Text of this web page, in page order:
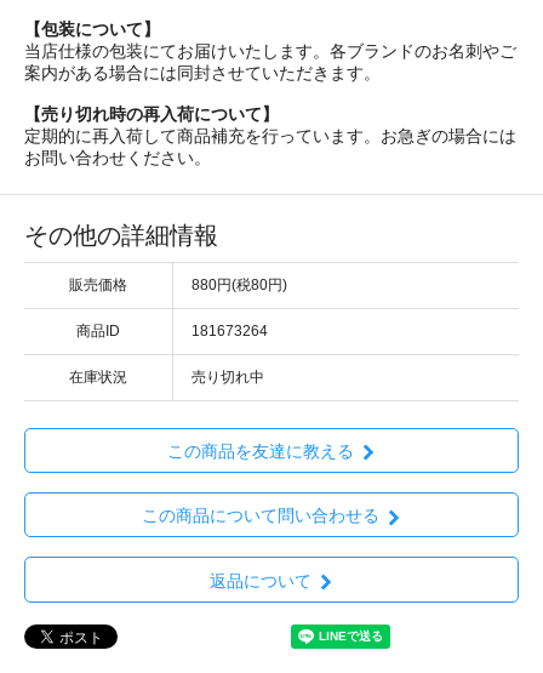
【包装について】
当店仕様の包装にてお届けいたします。各ブランドのお名刺やご
案内がある場合には同封させていただきます。
【売り切れ時の再入荷について】
定期的に再入荷して商品補充を行っています。お急ぎの場合には
お問い合わせください。
その他の詳細情報
販売価格 880円(税80円)
商品ID 181673264
在庫状況 売り切れ中
この商品を友達に教える
この商品について問い合わせる
返品について